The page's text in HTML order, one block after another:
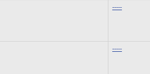
-----
-----